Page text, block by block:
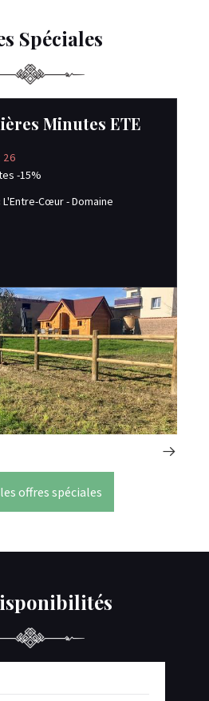
Spéciales
Minutes ETE
26
-15%
L'Entre-Cœur - Domaine
offres spéciales